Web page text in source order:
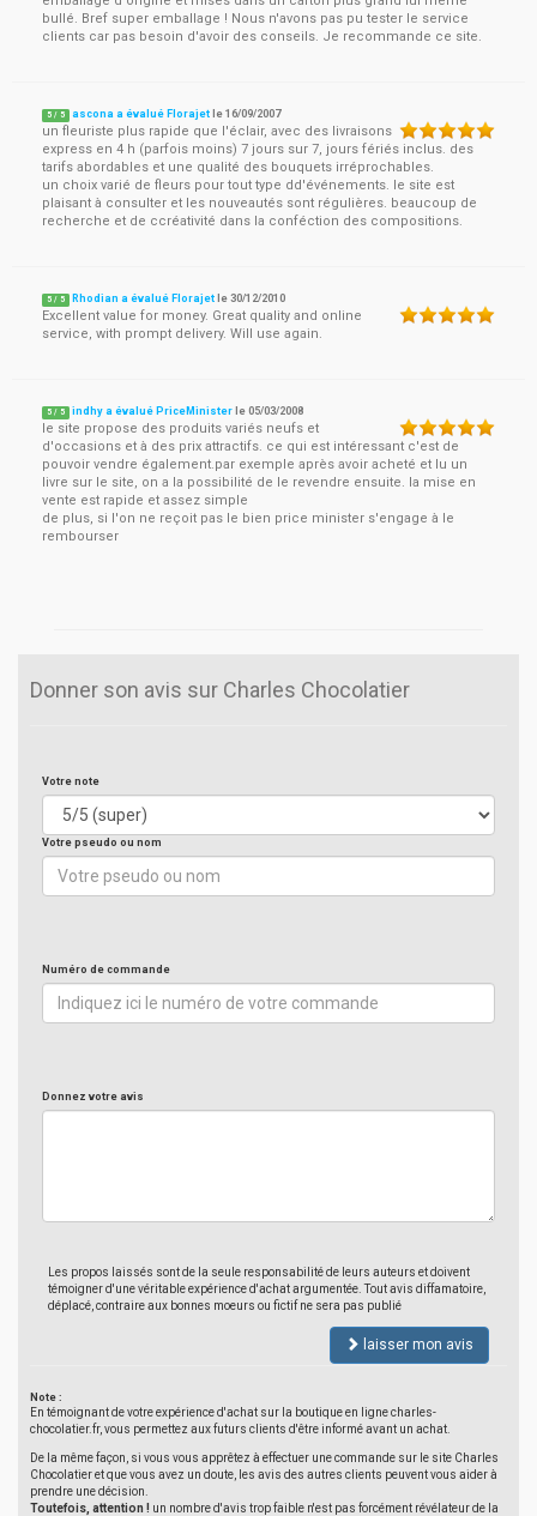
bullé. Bref super emballage ! Nous n'avons pas pu tester le service
clients car pas besoin d'avoir des conseils. Je recommande ce site.
5 / 5 ascona a évalué Florajet le16/09/2007
un fleuriste plus rapide que l'éclair, avec des livraisons
express en 4 h (parfois moins) 7 jours sur 7, jours fériés inclus. des
tarifs abordables et une qualité des bouquets irréprochables.
un choix varié de fleurs pour tout type dd'événements. le site est
plaisant à consulter et les nouveautés sont régulières. beaucoup de
recherche et de ccréativité dans la conféction des compositions.
5 / 5 Rhodian a évalué Florajet le30/12/2010
Excellent value for money. Great quality and online
service, with prompt delivery. Will use again.
5 / 5 indhy a évalué PriceMinister le05/03/2008
le site propose des produits variés neufs et
d'occasions et à des prix attractifs. ce qui est intéressant c'est de
pouvoir vendre également.par exemple après avoir acheté et lu un
livre sur le site, on a la possibilité de le revendre ensuite. la mise en
vente est rapide et assez simple
de plus, si l'on ne reçoit pas le bien price minister s'engage à le
rembourser
Donner son avis sur Charles Chocolatier
Votre note
Votre pseudo ou nom
Numéro de commande
Donnez votre avis
Les propos laissés sont de la seule responsabilité de leurs auteurs et doivent
témoigner d'une véritable expérience d'achat argumentée. Tout avis diffamatoire,
déplacé, contraire aux bonnes moeurs ou fictif ne sera pas publié
laisser mon avis
Note :
En témoignant de votre expérience d'achat sur la boutique en ligne charles-
chocolatier.fr, vous permettez aux futurs clients d'être informé avant un achat.
De la même façon, si vous vous apprêtez à effectuer une commande sur le site Charles
Chocolatier et que vous avez un doute, les avis des autres clients peuvent vous aider à
prendre une décision.
Toutefois, attention ! un nombre d'avis trop faible n'est pas forcément révélateur de la